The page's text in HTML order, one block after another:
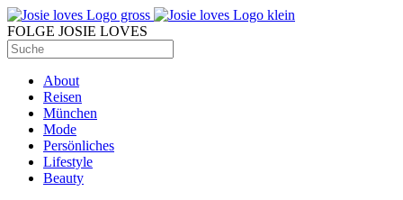
FOLGE JOSIE LOVES
About
Reisen
München
Mode
Persönliches
Lifestyle
Beauty